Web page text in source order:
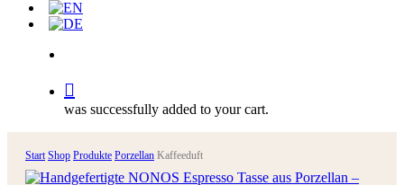
was successfully added to your cart.
Start Shop Produkte Porzellan Kaffeeduft